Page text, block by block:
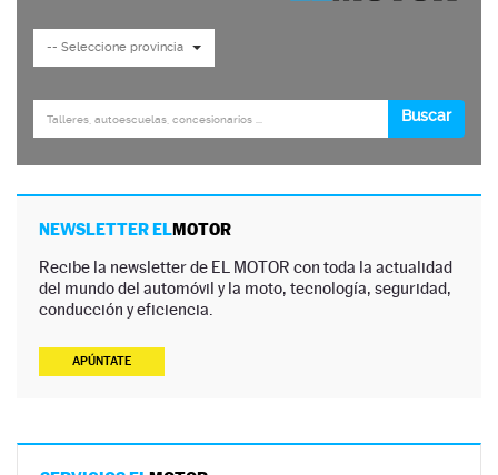
NEWSLETTER ELMOTOR
Recibe la newsletter de EL MOTOR con toda la actualidad
del mundo del automóvil y la moto, tecnología, seguridad,
conducción y eficiencia.
APÚNTATE